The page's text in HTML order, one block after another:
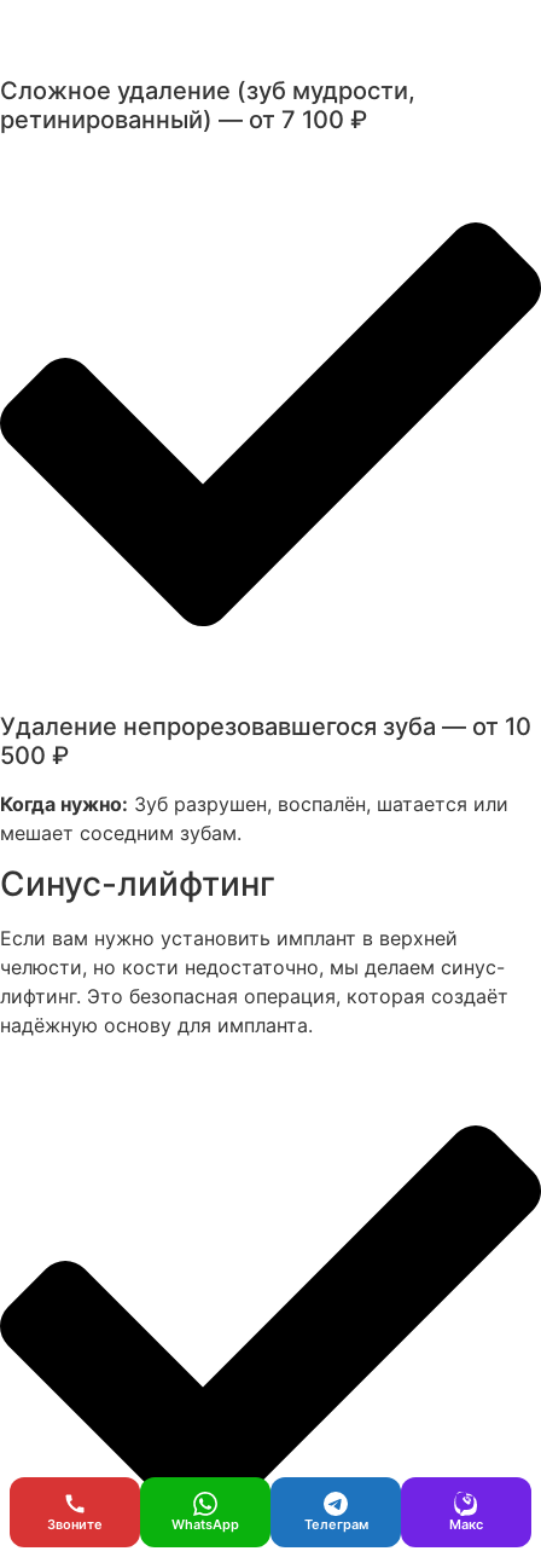
Сложное удаление (зуб мудрости,
ретинированный) — от 7 100 ₽
Удаление непрорезовавшегося зуба — от 10
500 ₽
Когда нужно: Зуб разрушен, воспалён, шатается или
мешает соседним зубам.
Синус-лийфтинг
Если вам нужно установить имплант в верхней
челюсти, но кости недостаточно, мы делаем синус-
лифтинг. Это безопасная операция, которая создаёт
надёжную основу для импланта.
Звоните WhatsApp Телеграм Макс